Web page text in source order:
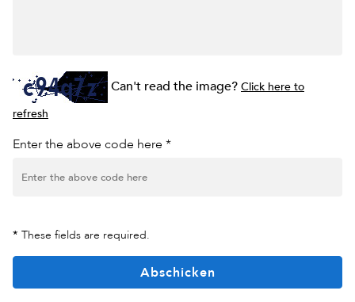
Can't read the image?Click here to
refresh
Enter the above code here *
* These fields are required.
Abschicken